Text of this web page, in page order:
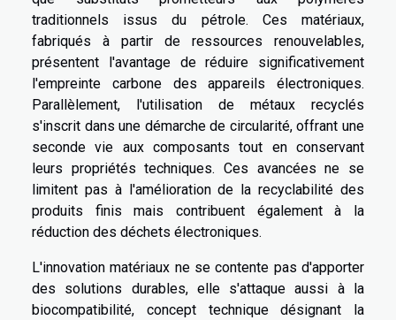
traditionnels issus du pétrole. Ces matériaux,
fabriqués à partir de ressources renouvelables,
présentent l'avantage de réduire significativement
l'empreinte carbone des appareils électroniques.
Parallèlement, l'utilisation de métaux recyclés
s'inscrit dans une démarche de circularité, offrant une
seconde vie aux composants tout en conservant
leurs propriétés techniques. Ces avancées ne se
limitent pas à l'amélioration de la recyclabilité des
produits finis mais contribuent également à la
réduction des déchets électroniques.
L'innovation matériaux ne se contente pas d'apporter
des solutions durables, elle s'attaque aussi à la
biocompatibilité, concept technique désignant la